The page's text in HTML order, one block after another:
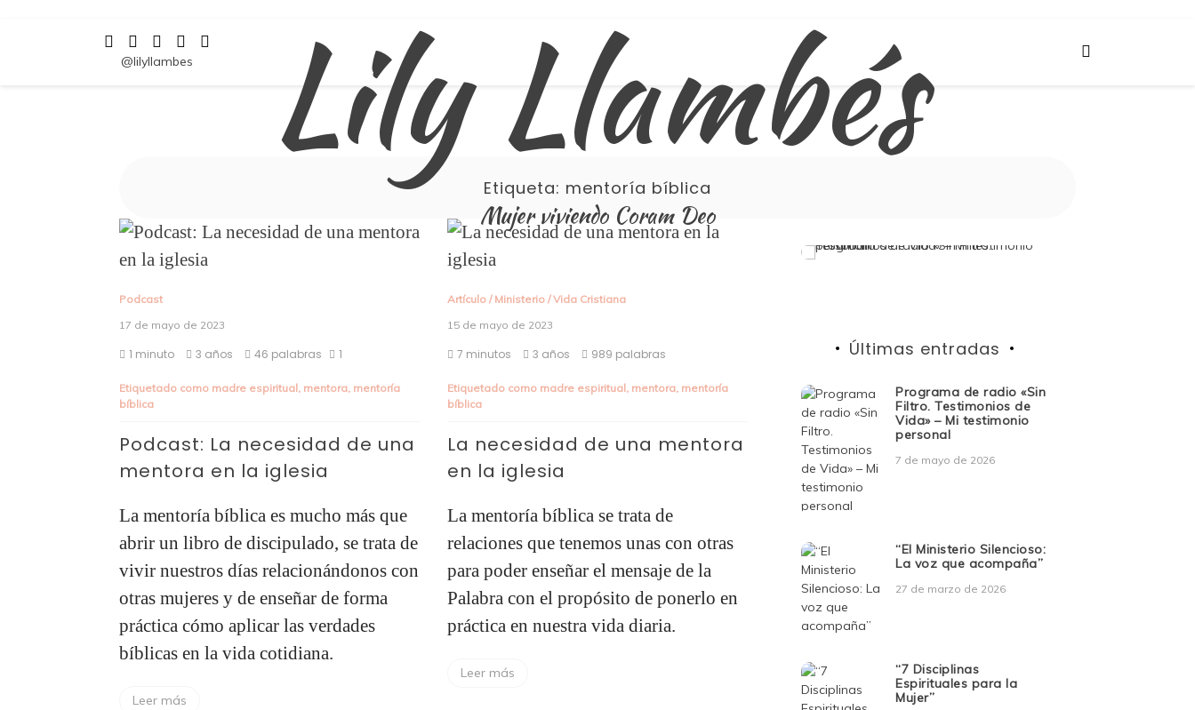
Lily Llambés
Mujer viviendo Coram Deo
@lilyllambes
Etiqueta: mentoría bíblica
Podcast
17 de mayo de 2023
1 minuto 3 años 46 palabras 1
Etiquetado como madre espiritual, mentora, mentoría
bíblica
Podcast: La necesidad de una
mentora en la iglesia
La mentoría bíblica es mucho más que
abrir un libro de discipulado, se trata de
vivir nuestros días relacionándonos con
otras mujeres y de enseñar de forma
práctica cómo aplicar las verdades
bíblicas en la vida cotidiana.
Leer más
Artículo/ Ministerio/Vida Cristiana
15 de mayo de 2023
7 minutos 3 años 989 palabras
Etiquetado como madre espiritual, mentora, mentoría
bíblica
La necesidad de una mentora
en la iglesia
La mentoría bíblica se trata de
relaciones que tenemos unas con otras
para poder enseñar el mensaje de la
Palabra con el propósito de ponerlo en
práctica en nuestra vida diaria.
Leer más
Últimas entradas
Programa de radio «Sin
Filtro. Testimonios de
Vida» – Mi testimonio
personal
7 de mayo de 2026
“El Ministerio Silencioso:
La voz que acompaña”
27 de marzo de 2026
“7 Disciplinas
Espirituales para la
Mujer”